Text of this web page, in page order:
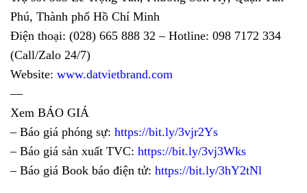
Phú, Thành phố Hồ Chí Minh
Điện thoại: (028) 665 888 32 – Hotline: 098 7172 334
(Call/Zalo 24/7)
Website: www.datvietbrand.com
—
Xem BÁO GIÁ
– Báo giá phóng sự: https://bit.ly/3vjr2Ys
– Báo giá sản xuất TVC: https://bit.ly/3vj3Wks
– Báo giá Book báo điện tử: https://bit.ly/3hY2tNl